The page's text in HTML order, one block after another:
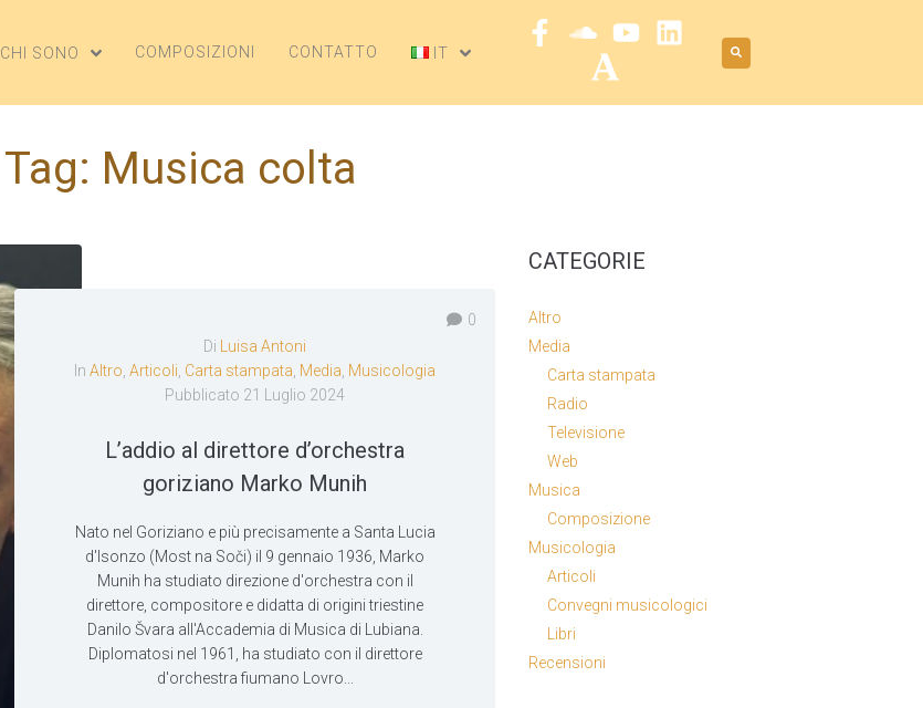
CHI SONO COMPOSIZIONI CONTATTO IT
Tag: Musica colta
0
Di
Luisa Antoni
In Altro Articoli Carta stampata Media Musicologia
Pubblicato 21 Luglio 2024
L’addio al direttore d’orchestra
goriziano Marko Munih
Nato nel Goriziano e più precisamente a Santa Lucia
d'Isonzo (Most na Soči) il 9 gennaio 1936, Marko
Munih ha studiato direzione d'orchestra con il
direttore, compositore e didatta di origini triestine
Danilo Švara all'Accademia di Musica di Lubiana.
Diplomatosi nel 1961, ha studiato con il direttore
d'orchestra fiumano Lovro...
CATEGORIE
Altro
Media
Carta stampata
Radio
Televisione
Web
Musica
Composizione
Musicologia
Articoli
Convegni musicologici
Libri
Recensioni